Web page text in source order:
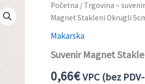
Početna / Trgovina –
Magnet Stakleni Okrugli
Makarska
Suvenir Magnet
0,66€VPC (bez